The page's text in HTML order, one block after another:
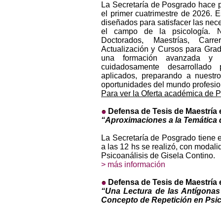
La Secretaría de Posgrado hace
el primer cuatrimestre de 2026.
diseñados para satisfacer las
el campo de la psicología.
Doctorados, Maestrías,
Actualización y Cursos para
una formación avanzada y
cuidadosamente
aplicados, preparando a
oportunidades del mundo
Para ver la Oferta académica de
Defensa de Tesis de
“Aproximaciones a la Temática
La Secretaría de Posgrado tiene
a las 12 hs se realizó, con
Psicoanálisis de Gisela Contino.
> más información
Defensa de Tesis de
“Una Lectura de las
Concepto de Repetición en